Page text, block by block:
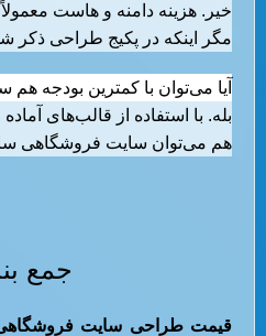
خیر. هزینه دامنه و هاست
مگر اینکه در پکیج طراحی ذکر
آیا می‌توان با کمترین بودجه
هم می‌توان سایت فروشگاهی
جمع
قیمت طراحی سایت